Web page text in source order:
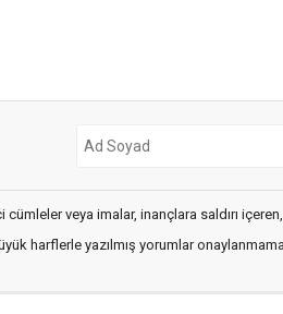
veya imalar, inançlara saldırı
harflerle yazılmış yorumlar